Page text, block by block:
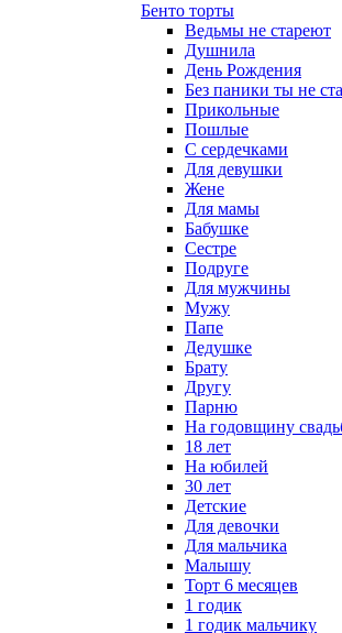
Бенто торты
Ведьмы не стареют
Душнила
День Рождения
Без паники ты не
Прикольные
Пошлые
С сердечками
Для девушки
Жене
Для мамы
Бабушке
Сестре
Подруге
Для мужчины
Мужу
Папе
Дедушке
Брату
Другу
Парню
На годовщину
18 лет
На юбилей
30 лет
Детские
Для девочки
Для мальчика
Малышу
Торт 6 месяцев
1 годик
1 годик мальчику